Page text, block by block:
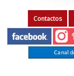
Contactos